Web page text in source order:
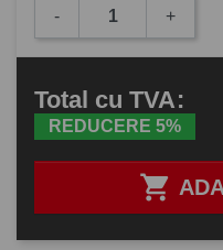
- +

Total cu TVA:
REDUCERE 5%